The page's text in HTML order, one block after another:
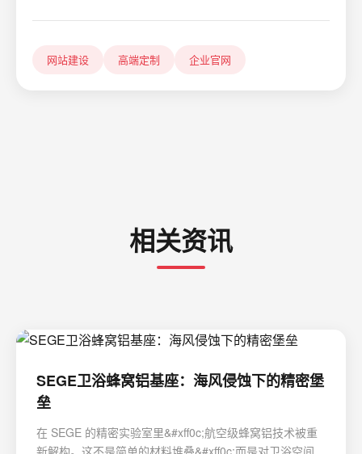
网站建设 高端定制 企业官网
相关资讯
SEGE卫浴蜂窝铝基座：海风侵蚀下的精密堡
垒
在 SEGE 的精密实验室里&#xff0c;航空级蜂窝铝技术被重
新解构。这不是简单的材料堆叠&#xff0c;而是对卫浴空间物